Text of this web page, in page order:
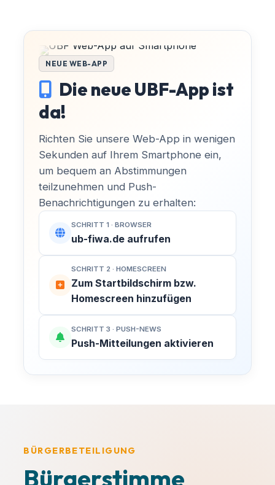
NEUE WEB-APP
Die neue UBF-App ist
da!
Richten Sie unsere Web-App in wenigen
Sekunden auf Ihrem Smartphone ein,
um bequem an Abstimmungen
teilzunehmen und Push-
Benachrichtigungen zu erhalten:
SCHRITT 1 · BROWSER
ub-fiwa.de aufrufen
SCHRITT 2 · HOMESCREEN
Zum Startbildschirm bzw.
Homescreen hinzufügen
SCHRITT 3 · PUSH-NEWS
Push-Mitteilungen aktivieren
BÜRGERBETEILIGUNG
Bürgerstimme
MACH MIT!
Finsterwalde aktiv
mitgestalten!
Radwege und die Entwicklung unserer
Bürger für Bürger – ganz ohne